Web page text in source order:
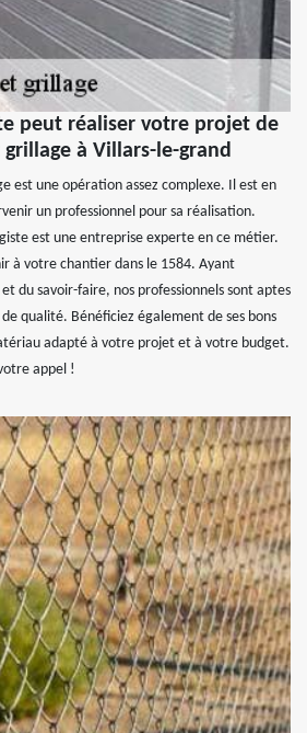
peut réaliser votre projet de
à Villars-le-grand
est une opération assez complexe. Il est en
un professionnel pour sa réalisation.
est une entreprise experte en ce métier.
à votre chantier dans le 1584. Ayant
du savoir-faire, nos professionnels sont aptes
qualité. Bénéficiez également de ses bons
adapté à votre projet et à votre budget.
appel !